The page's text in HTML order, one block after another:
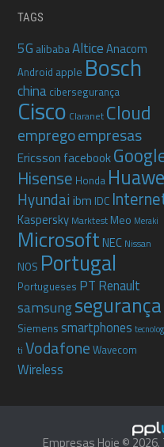
TAGS
5G alibabaAlticeAnacom
Android apple Bosch
china cibersegurança
Cisco Claranet Cloud
empregoempresas
Ericsson facebook
Hisense Honda
Hyundai ibm IDC
Kaspersky Marktest Meo Meraki
MicrosoftNEC Nissan
NOS Portugal
Portugueses PT Renault
samsungsegurança
Siemenssmartphones
ti Vodafone Wavecom
Wireless
Empresas Hoje ©